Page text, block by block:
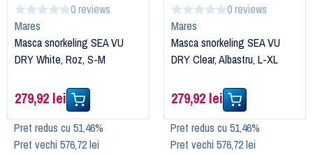
0 reviews
Mares
Masca snorkeling SEA VU
DRY White, Roz, S-M
279,92 lei
Pret redus cu 51,46%
Pret vechi 576,72 lei
0 reviews
Mares
Masca snorkeling SEA VU
DRY Clear, Albastru, L-XL
279,92 lei
Pret redus cu 51,46%
Pret vechi 576,72 lei